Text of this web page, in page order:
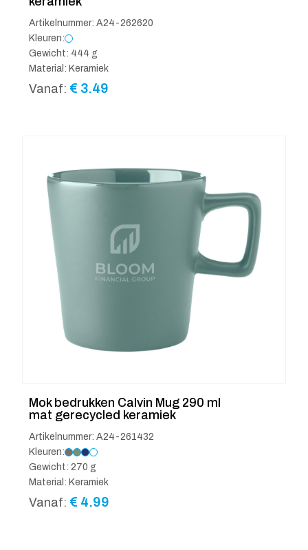
Artikelnummer: A24-262620
Kleuren:
Gewicht: 444 g
Material: Keramiek
Vanaf: € 3.49
Mok bedrukken Calvin Mug 290 ml
mat gerecycled keramiek
Artikelnummer: A24-261432
Kleuren:
Gewicht: 270 g
Material: Keramiek
Vanaf: € 4.99